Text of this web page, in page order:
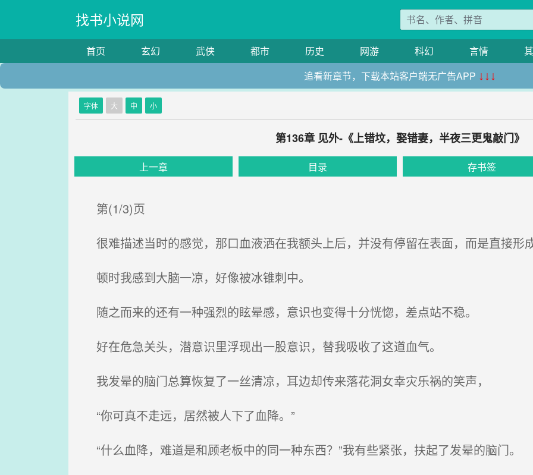
找书小说网
首页 玄幻 武侠 都市 历史 网游 科幻 言情
追看新章节，下载本站客户端无广告APP ↓↓↓
字体 大 中 小
第136章 见外-《上错坟，娶错妻，半夜三更鬼敲门》
上一章 目录 存书签
第(1/3)页
很难描述当时的感觉，那口血液洒在我额头上后，并没有停留在表面，而是直接形
顿时我感到大脑一凉，好像被冰锥刺中。
随之而来的还有一种强烈的眩晕感，意识也变得十分恍惚，差点站不稳。
好在危急关头，潜意识里浮现出一股意识，替我吸收了这道血气。
我发晕的脑门总算恢复了一丝清凉，耳边却传来落花洞女幸灾乐祸的笑声，
“你可真不走远，居然被人下了血降。”
“什么血降，难道是和顾老板中的同一种东西？”我有些紧张，扶起了发晕的脑门。